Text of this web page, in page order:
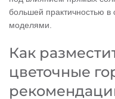
большей практичностью в
моделями.
Как
цветочные